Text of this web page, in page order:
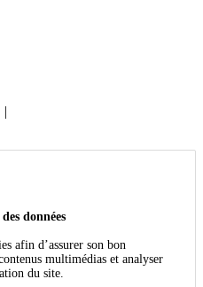
|
données
afin d’assurer son bon
multimédias et analyser
du site.